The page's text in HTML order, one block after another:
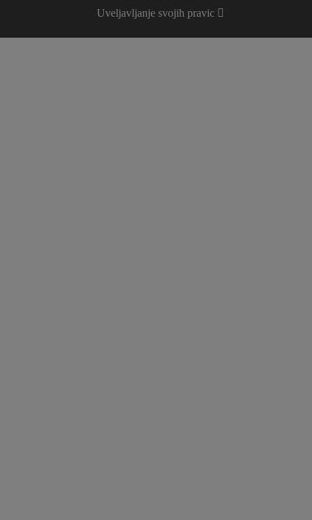
Uveljavljanje svojih pravic